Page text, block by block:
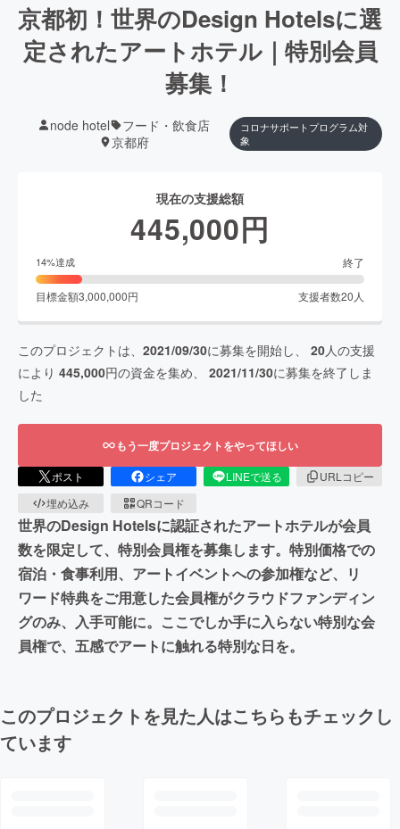
京都初！世界のDesign Hotelsに選
定されたアートホテル｜特別会員
募集！
node hotel
フード・飲食店
京都府
コロナサポートプログラム対
象
現在の支援総額
445,000円
14%達成 終了
目標金額3,000,000円 支援者数20 人
このプロジェクトは、 2021/09/30に募集を開始し、 20人の支援
により 445,000円の資金を集め、 2021/11/30に募集を終了しま
した
もう一度プロジェクトをやってほしい
ポスト シェア LINEで送る
URLコピー
埋め込み
QRコード
世界のDesign Hotelsに認証されたアートホテルが会員
数を限定して、特別会員権を募集します。特別価格での
宿泊・食事利用、アートイベントへの参加権など、リ
ワード特典をご用意した会員権がクラウドファンディン
グのみ、入手可能に。ここでしか手に入らない特別な会
員権で、五感でアートに触れる特別な日を。
このプロジェクトを見た人はこちらもチェックし
ています